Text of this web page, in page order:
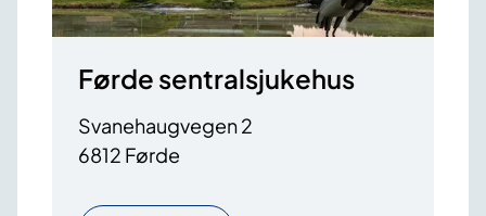
Førde sentralsjukehus
Svanehaugvegen 2
6812 Førde